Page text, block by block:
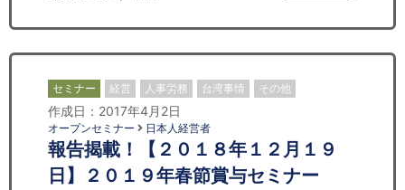
セミナー 経営 人事労務 台湾事情 その他
作成日：2017年4月2日
オープンセミナー 日本人経営者
報告揭載！【２０１８年１２月１９
日】２０１９年春節賞与セミナー